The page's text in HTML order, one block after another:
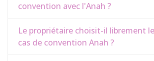
convention avec l'Anah ?
Le propriétaire choisit-il librement
cas de convention Anah ?